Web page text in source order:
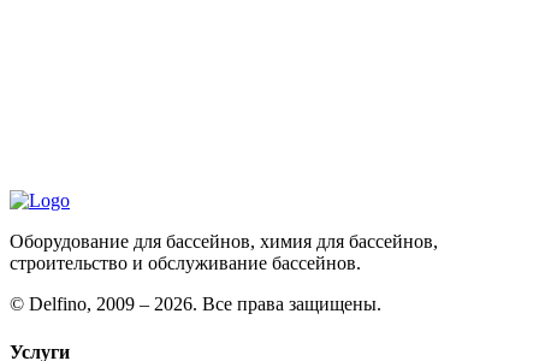
Оборудование для бассейнов, химия для бассейнов,
строительство и обслуживание бассейнов.
© Delfino, 2009 – 2026. Все права защищены.
Услуги